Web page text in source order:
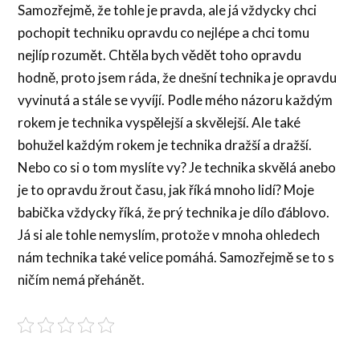
Samozřejmě, že tohle je pravda, ale já vždycky chci
pochopit techniku opravdu co nejlépe a chci tomu
nejlíp rozumět. Chtěla bych vědět toho opravdu
hodně, proto jsem ráda, že dnešní technika je opravdu
vyvinutá a stále se vyvíjí. Podle mého názoru každým
rokem je technika vyspělejší a skvělejší. Ale také
bohužel každým rokem je technika dražší a dražší.
Nebo co si o tom myslíte vy? Je technika skvělá anebo
je to opravdu žrout času, jak říká mnoho lidí? Moje
babička vždycky říká, že prý technika je dílo ďáblovo.
Já si ale tohle nemyslím, protože v mnoha ohledech
nám technika také velice pomáhá. Samozřejmě se to s
ničím nemá přehánět.